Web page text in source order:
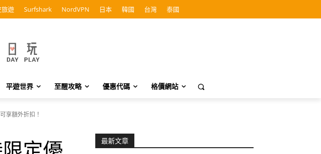
遊 Surfshark NordVPN 日本 韓國 台灣 泰國
平遊世界 至醒攻略 優惠代碼 格價網站
享額外折扣！
最新文章